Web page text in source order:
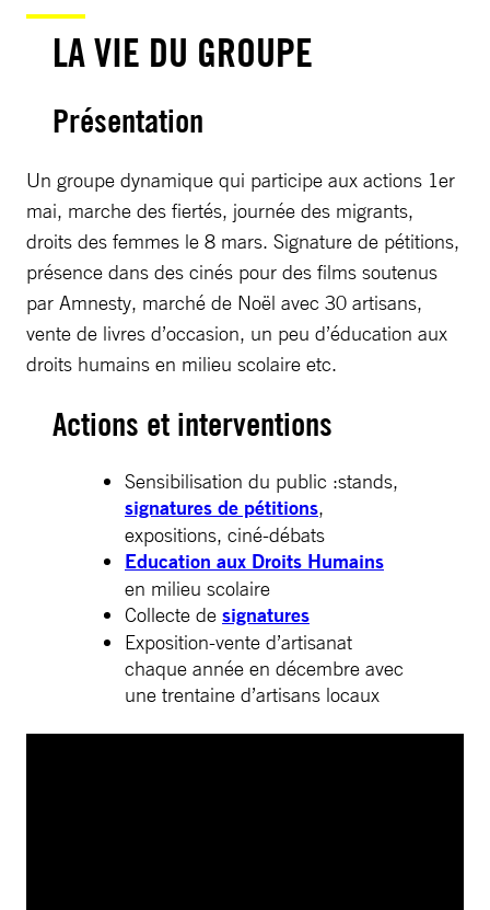
LA VIE DU GROUPE
Présentation
Un groupe dynamique qui participe aux actions 1er
mai, marche des fiertés, journée des migrants,
droits des femmes le 8 mars. Signature de pétitions,
présence dans des cinés pour des films soutenus
par Amnesty, marché de Noël avec 30 artisans,
vente de livres d’occasion, un peu d’éducation aux
droits humains en milieu scolaire etc.
Actions et interventions
Sensibilisation du public :stands,
signatures de pétitions,
expositions, ciné-débats
Education aux Droits Humains
en milieu scolaire
Collecte de signatures
Exposition-vente d’artisanat
chaque année en décembre avec
une trentaine d’artisans locaux